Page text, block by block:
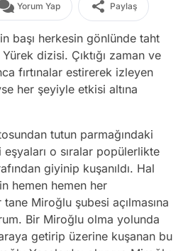
Yorum Yap Paylaş
başı herkesin gönlünde taht
dizisi. Çıktığı zaman ve
fırtınalar estirerek izleyen
her şeyiyle etkisi altına
tutun parmağındaki
o sıralar popülerlikte
giyinip kuşanıldı. Hal
hemen hemen her
Miroğlu şubesi açılmasına
Bir Miroğlu olma yolunda
getirip üzerine kuşanan bu